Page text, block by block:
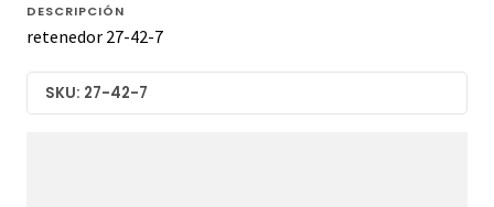
DESCRIPCIÓN
retenedor 27-42-7
SKU: 27-42-7